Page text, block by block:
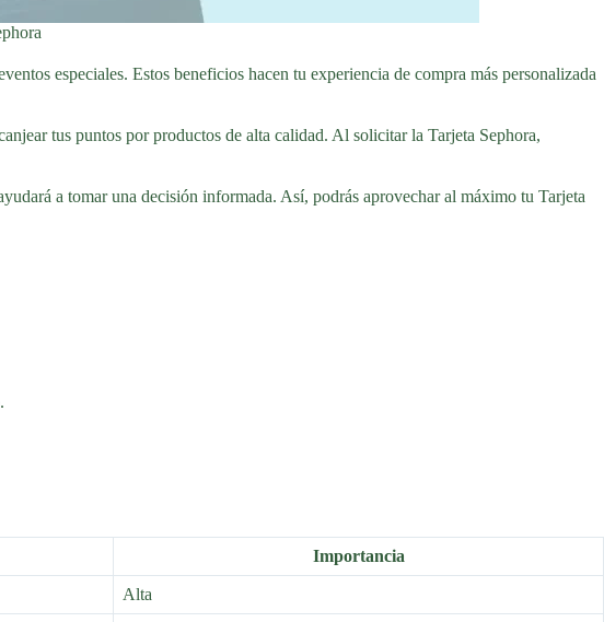
especiales. Estos beneficios hacen tu experiencia de compra más personalizada
tus puntos por productos de alta calidad. Al solicitar la Tarjeta Sephora,
a tomar una decisión informada. Así, podrás aprovechar al máximo tu Tarjeta
Importancia
Alta